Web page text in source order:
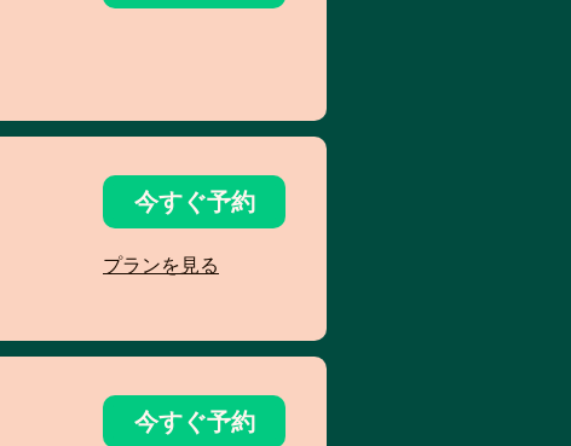
今すぐ予約
プランを見る
今すぐ予約